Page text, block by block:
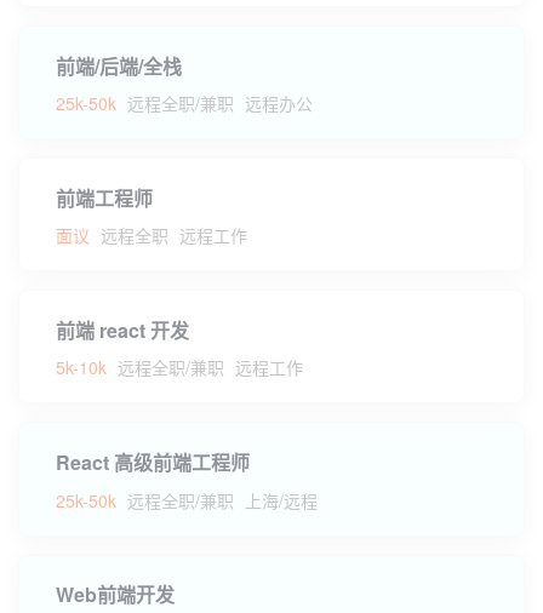
前端/后端/全栈
25k-50k 远程全职/兼职 远程办公
前端工程师
面议 远程全职 远程工作
前端 react 开发
5k-10k 远程全职/兼职 远程工作
React 高级前端工程师
25k-50k 远程全职/兼职 上海/远程
Web前端开发